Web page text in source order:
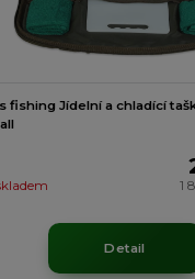
fishing Jídelní a chladící
1
Detail